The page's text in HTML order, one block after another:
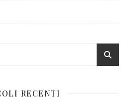
RECENTI